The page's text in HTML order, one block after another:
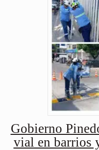
Gobierno
vial en barrios